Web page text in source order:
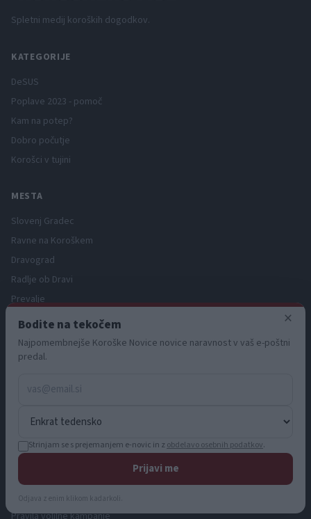
Spletni medij koroških dogodkov.
KATEGORIJE
DeSUS
Poplave 2023 - pomoč
Kam na potep?
Dobro počutje
Korošci v tujini
MESTA
Slovenj Gradec
Ravne na Koroškem
Dravograd
Radlje ob Dravi
Prevalje
O nas
Pravno obvestilo
Zasebnost in piškotki
Storitve
Naročnine
Pogoji uporabe
Pravila volilne kampanje
×
Bodite na tekočem
Najpomembnejše Koroške Novice novice naravnost v vaš e-poštni
predal.
Strinjam se s prejemanjem e-novic in z obdelavo osebnih podatkov.
Prijavi me
Odjava z enim klikom kadarkoli.